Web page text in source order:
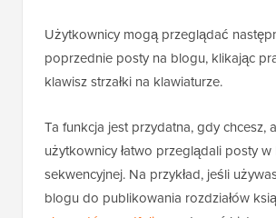
Użytkownicy mogą przeglądać
poprzednie posty na blogu, klikając
klawisz strzałki na klawiaturze.
Ta funkcja jest przydatna, gdy chcesz,
użytkownicy łatwo przeglądali posty
sekwencyjnej. Na przykład, jeśli
blogu do publikowania rozdziałów